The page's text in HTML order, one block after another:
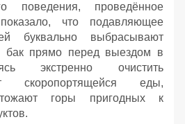
поведения, проведённое
что подавляющее
буквально выбрасывают
бак прямо перед выездом в
экстренно очистить
скоропортящейся еды,
горы пригодных к